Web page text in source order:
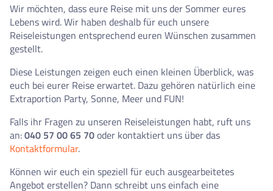
Wir möchten, dass eure Reise mit uns der Sommer eures
Lebens wird. Wir haben deshalb für euch unsere
Reiseleistungen entsprechend euren Wünschen zusammen
gestellt.
Diese Leistungen zeigen euch einen kleinen Überblick, was
euch bei eurer Reise erwartet. Dazu gehören natürlich eine
Extraportion Party, Sonne, Meer und FUN!
Falls ihr Fragen zu unseren Reiseleistungen habt, ruft uns
an:040 57 00 65 70oder kontaktiert uns über das
Kontaktformular.
Können wir euch ein speziell für euch ausgearbeitetes
Angebot erstellen? Dann schreibt uns einfach eine